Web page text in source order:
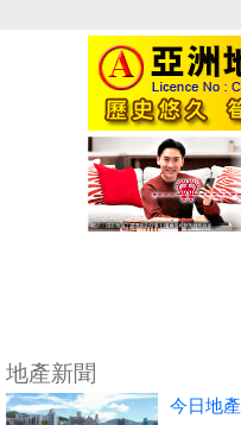
地產新聞
今日地